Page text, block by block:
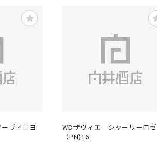
ヴィニヨ
WDザヴィエ シャーリーロゼ
（PN)16